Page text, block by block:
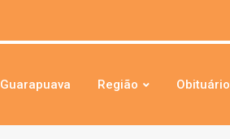
Guarapuava Região Obituário